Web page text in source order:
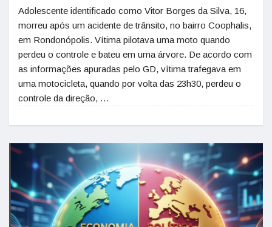
Adolescente identificado como Vitor Borges da Silva, 16,
morreu após um acidente de trânsito, no bairro Coophalis,
em Rondonópolis. Vítima pilotava uma moto quando
perdeu o controle e bateu em uma árvore. De acordo com
as informações apuradas pelo GD, vítima trafegava em
uma motocicleta, quando por volta das 23h30, perdeu o
controle da direção, …